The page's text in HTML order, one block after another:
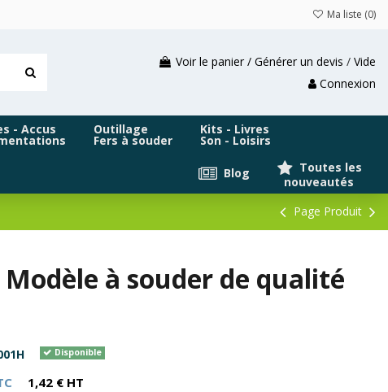
Ma liste (0)
Voir le panier / Générer un devis / Vide
Connexion
- Accus Outillage
Fers à souder
Kits - Livres
Son - Loisirs
Toutes les
nouveautés
Blog
Page Produit
à souder de qualité
Disponible
1,42 € HT